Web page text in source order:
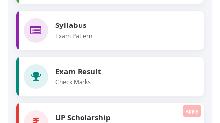
Syllabus
Exam Pattern
Exam Result
Check Marks
UP Scholarship
Apply